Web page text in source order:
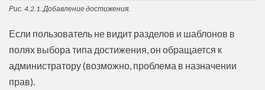
Рис. 4.2.1. Добавление достижения.
Если пользователь не видит разделов и шаблонов в
полях выбора типа достижения, он обращается к
администратору (возможно, проблема в назначении
прав).